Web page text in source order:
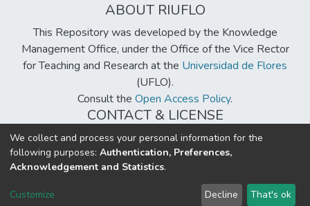
ABOUT RIUFLO
This Repository was developed by the Knowledge
Management Office, under the Office of the Vice Rector
for Teaching and Research at the Universidad de Flores
(UFLO).
Consult the Open Access Policy.
CONTACT & LICENSE
biblioteca@uflouniversidad.edu.ar
Creative Commons LicenseBY-NC-ND 4.0
DSpace software copyright © 2002-2026 LYRASIS
We collect and process your personal information for the
following purposes: Authentication, Preferences,
Acknowledgement and Statistics.
Customize Decline That's ok